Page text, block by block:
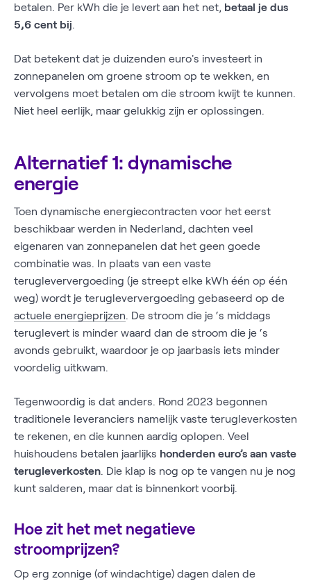
betalen. Per kWh die je levert aan het net, betaal je dus
5,6 cent bij.
Dat betekent dat je duizenden euro's investeert in
zonnepanelen om groene stroom op te wekken, en
vervolgens moet betalen om die stroom kwijt te kunnen.
Niet heel eerlijk, maar gelukkig zijn er oplossingen.
Alternatief 1: dynamische
energie
Toen dynamische energiecontracten voor het eerst
beschikbaar werden in Nederland, dachten veel
eigenaren van zonnepanelen dat het geen goede
combinatie was. In plaats van een vaste
terugleververgoeding (je streept elke kWh één op één
weg) wordt je terugleververgoeding gebaseerd op de
actuele energieprijzen. De stroom die je ‘s middags
teruglevert is minder waard dan de stroom die je ‘s
avonds gebruikt, waardoor je op jaarbasis iets minder
voordelig uitkwam.
Tegenwoordig is dat anders. Rond 2023 begonnen
traditionele leveranciers namelijk vaste terugleverkosten
te rekenen, en die kunnen aardig oplopen. Veel
huishoudens betalen jaarlijks honderden euro’s aan vaste
terugleverkosten. Die klap is nog op te vangen nu je nog
kunt salderen, maar dat is binnenkort voorbij.
Hoe zit het met negatieve
stroomprijzen?
Op erg zonnige (of windachtige) dagen dalen de